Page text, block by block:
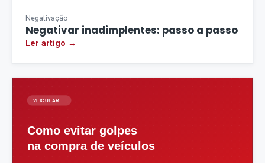
Negativação
Negativar inadimplentes: passo a passo
Ler artigo →